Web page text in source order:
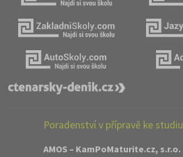
Poradenství v přípravě ke studiu
AMOS – KamPoMaturite.cz, s.r.o.